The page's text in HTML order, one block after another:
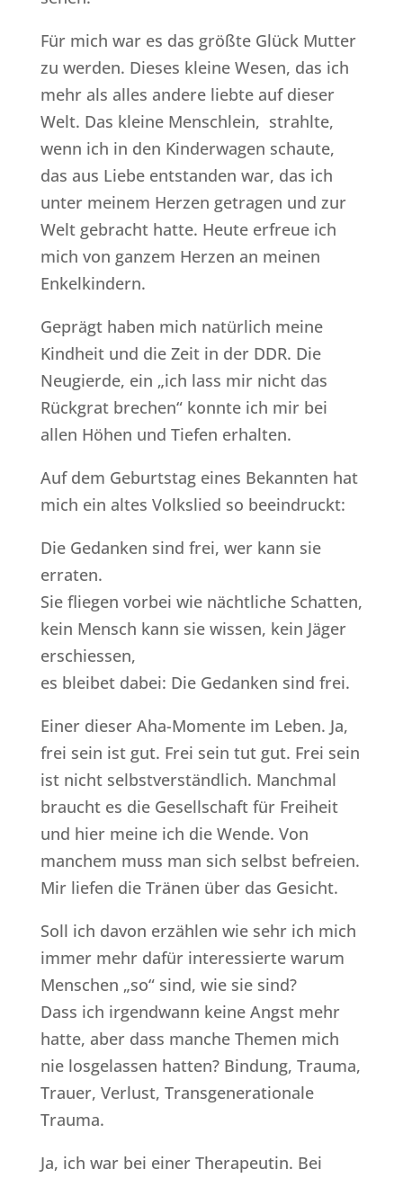
Für mich war es das größte Glück Mutter
zu werden. Dieses kleine Wesen, das ich
mehr als alles andere liebte auf dieser
Welt. Das kleine Menschlein, strahlte,
wenn ich in den Kinderwagen schaute,
das aus Liebe entstanden war, das ich
unter meinem Herzen getragen und zur
Welt gebracht hatte. Heute erfreue ich
mich von ganzem Herzen an meinen
Enkelkindern.
Geprägt haben mich natürlich meine
Kindheit und die Zeit in der DDR. Die
Neugierde, ein „ich lass mir nicht das
Rückgrat brechen“ konnte ich mir bei
allen Höhen und Tiefen erhalten.
Auf dem Geburtstag eines Bekannten hat
mich ein altes Volkslied so beeindruckt:
Die Gedanken sind frei, wer kann sie
erraten.
Sie fliegen vorbei wie nächtliche Schatten,
kein Mensch kann sie wissen, kein Jäger
erschiessen,
es bleibet dabei: Die Gedanken sind frei.
Einer dieser Aha-Momente im Leben. Ja,
frei sein ist gut. Frei sein tut gut. Frei sein
ist nicht selbstverständlich. Manchmal
braucht es die Gesellschaft für Freiheit
und hier meine ich die Wende. Von
manchem muss man sich selbst befreien.
Mir liefen die Tränen über das Gesicht.
Soll ich davon erzählen wie sehr ich mich
immer mehr dafür interessierte warum
Menschen „so“ sind, wie sie sind?
Dass ich irgendwann keine Angst mehr
hatte, aber dass manche Themen mich
nie losgelassen hatten? Bindung, Trauma,
Trauer, Verlust, Transgenerationale
Trauma.
Ja, ich war bei einer Therapeutin. Bei